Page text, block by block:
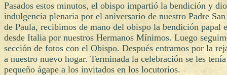
Pasados estos minutos, el obispo impartió la bendición y
indulgencia plenaria por el aniversario de nuestro Padre
de Paula, recibimos de mano del obispo la bendición papal
desde Italia por nuestros Hermanos Mínimos. Luego
sección de fotos con el Obispo. Después entramos por la
a nuestro nuevo hogar. Terminada la celebración se les
pequeño ágape a los invitados en los locutorios.